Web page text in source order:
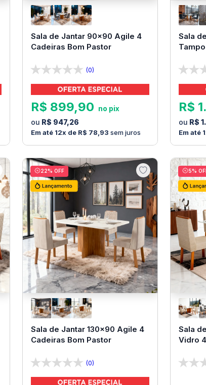
Sala de Jantar 90x90 Agile 4
Cadeiras Bom Pastor
(0)
R$ 899,90
R$ 947,26
12 R$ 78,93 sem juros
Sala
R$ 1.
R$ 1.
22% OFF
Sala de Jantar 130x90 Agile 4
Cadeiras Bom Pastor
(0)
5%
Sala
Vidro